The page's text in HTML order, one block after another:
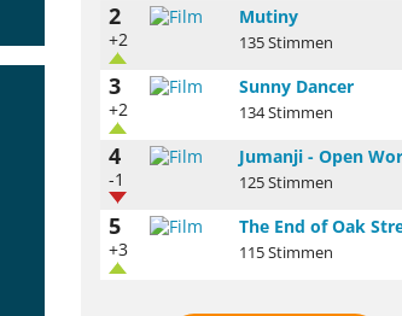
2
+2
Mutiny
135 Stimmen
3
+2
Sunny Dancer
134 Stimmen
4
-1
Jumanji - Open
125 Stimmen
5
+3
The End of Oak
115 Stimmen